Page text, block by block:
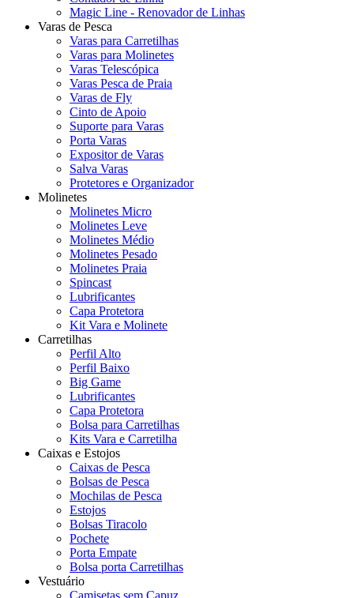
Magic Line - Renovador de Linhas
Varas de Pesca
Varas para Carretilhas
Varas para Molinetes
Varas Telescópica
Varas Pesca de Praia
Varas de Fly
Cinto de Apoio
Suporte para Varas
Porta Varas
Expositor de Varas
Salva Varas
Protetores e Organizador
Molinetes
Molinetes Micro
Molinetes Leve
Molinetes Médio
Molinetes Pesado
Molinetes Praia
Spincast
Lubrificantes
Capa Protetora
Kit Vara e Molinete
Carretilhas
Perfil Alto
Perfil Baixo
Big Game
Lubrificantes
Capa Protetora
Bolsa para Carretilhas
Kits Vara e Carretilha
Caixas e Estojos
Caixas de Pesca
Bolsas de Pesca
Mochilas de Pesca
Estojos
Bolsas Tiracolo
Pochete
Porta Empate
Bolsa porta Carretilhas
Vestuário
Camisetas sem Capuz